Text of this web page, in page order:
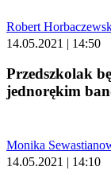
Robert
14.05.2021 | 14:50
Przedszkolak
jednorękim
Monika
14.05.2021 | 14:10